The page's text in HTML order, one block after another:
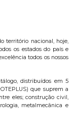
território nacional, hoje,
os estados do país e
todos os nossos
distribuídos em 5
que suprem a
eles; construção civil,
metalmecânica e